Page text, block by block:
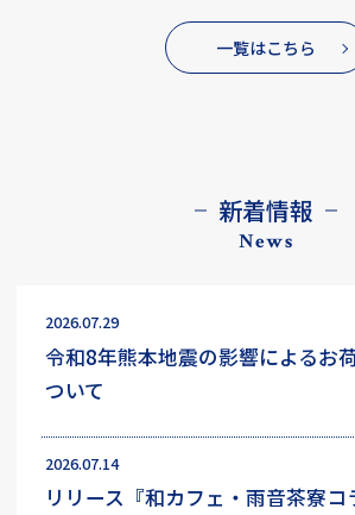
一覧はこちら
新着情報
News
2026.07.29
令和8年熊本地震の影響によるお
ついて
2026.07.14
リリース『和カフェ・雨音茶寮コ